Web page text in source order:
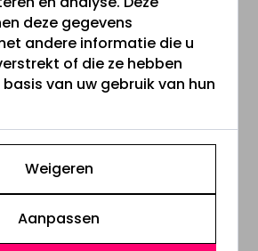
deze gegevens
andere informatie die u
of die ze hebben
van uw gebruik van hun
Weigeren
Aanpassen